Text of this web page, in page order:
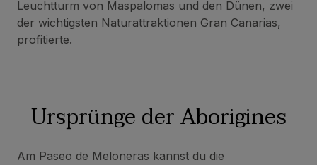
Leuchtturm von Maspalomas und den Dünen, zwei
der wichtigsten Naturattraktionen Gran Canarias,
profitierte.
Ursprünge der Aborigines
Am Paseo de Meloneras kannst du die